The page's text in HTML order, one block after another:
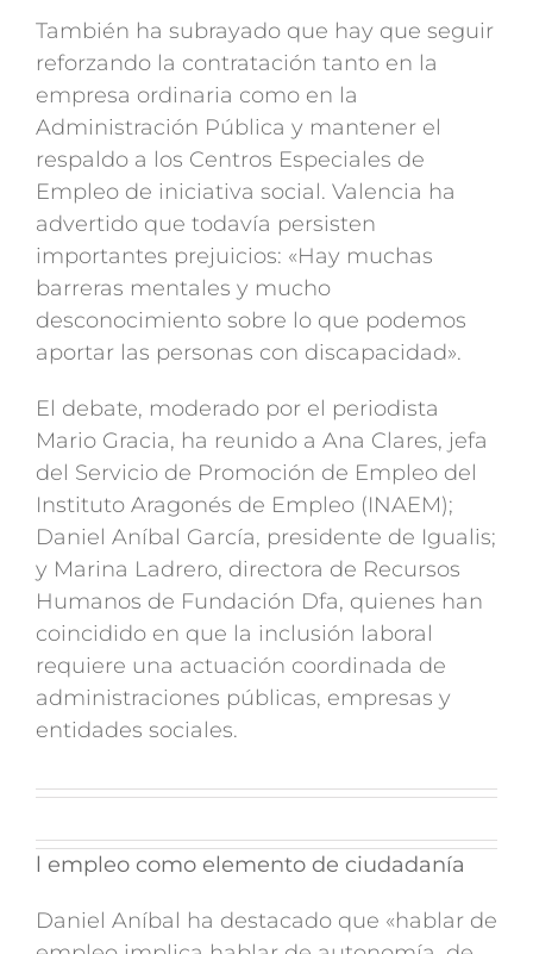
También ha subrayado que hay que seguir
reforzando la contratación tanto en la
empresa ordinaria como en la
Administración Pública y mantener el
respaldo a los Centros Especiales de
Empleo de iniciativa social. Valencia ha
advertido que todavía persisten
importantes prejuicios: «Hay muchas
barreras mentales y mucho
desconocimiento sobre lo que podemos
aportar las personas con discapacidad».
El debate, moderado por el periodista
Mario Gracia, ha reunido a Ana Clares, jefa
del Servicio de Promoción de Empleo del
Instituto Aragonés de Empleo (INAEM);
Daniel Aníbal García, presidente de Igualis;
y Marina Ladrero, directora de Recursos
Humanos de Fundación Dfa, quienes han
coincidido en que la inclusión laboral
requiere una actuación coordinada de
administraciones públicas, empresas y
entidades sociales.
l empleo como elemento de ciudadanía
Daniel Aníbal ha destacado que «hablar de